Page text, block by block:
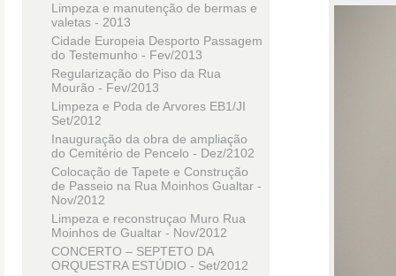
Limpeza e manutenção de bermas e
valetas - 2013
Cidade Europeia Desporto Passagem
do Testemunho - Fev/2013
Regularização do Piso da Rua
Mourão - Fev/2013
Limpeza e Poda de Arvores EB1/JI
Set/2012
Inauguração da obra de ampliação
do Cemitério de Pencelo - Dez/2102
Colocação de Tapete e Construção
de Passeio na Rua Moinhos Gualtar -
Nov/2012
Limpeza e reconstruçao Muro Rua
Moinhos de Gualtar - Nov/2012
CONCERTO – SEPTETO DA
ORQUESTRA ESTÚDIO - Set/2012